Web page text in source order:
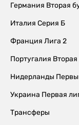
Германия Вторая
Италия Серия Б
Франция Лига 2
Португалия Вторая
Нидерланды
Украина Первая
Трансферы